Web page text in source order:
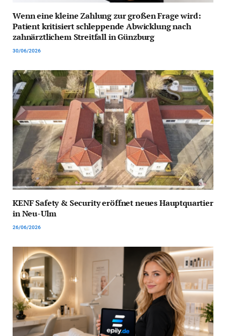
Wenn eine kleine Zahlung zur großen Frage wird:
Patient kritisiert schleppende Abwicklung nach
zahnärztlichem Streitfall in Günzburg
30/06/2026
KENF Safety & Security eröffnet neues Hauptquartier
in Neu-Ulm
26/06/2026